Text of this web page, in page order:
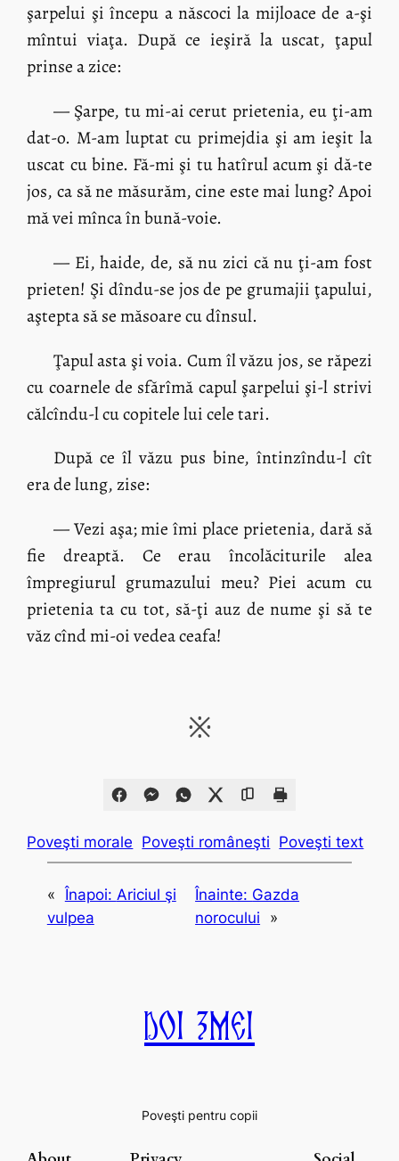
şarpelui şi începu a născoci la mijloace de a-şi
mîntui viaţa. După ce ieşiră la uscat, ţapul
prinse a zice:
— Şarpe, tu mi-ai cerut prietenia, eu ţi-am
dat-o. M-am luptat cu primejdia şi am ieşit la
uscat cu bine. Fă-mi şi tu hatîrul acum şi dă-te
jos, ca să ne măsurăm, cine este mai lung? Apoi
mă vei mînca în bună-voie.
— Ei, haide, de, să nu zici că nu ţi-am fost
prieten! Şi dîndu-se jos de pe grumajii ţapului,
aştepta să se măsoare cu dînsul.
Ţapul asta şi voia. Cum îl văzu jos, se răpezi
cu coarnele de sfărîmă capul şarpelui şi-l strivi
călcîndu-l cu copitele lui cele tari.
După ce îl văzu pus bine, întinzîndu-l cît
era de lung, zise:
— Vezi aşa; mie îmi place prietenia, dară să
fie dreaptă. Ce erau încolăciturile alea
împregiurul grumazului meu? Piei acum cu
prietenia ta cu tot, să-ţi auz de nume şi să te
văz cînd mi-oi vedea ceafa!
※
Poveşti morale Poveşti româneşti Poveşti text
« Înapoi: Ariciul şi
vulpea
Înainte: Gazda
norocului
»
Doi Zmei
Poveşti pentru copii